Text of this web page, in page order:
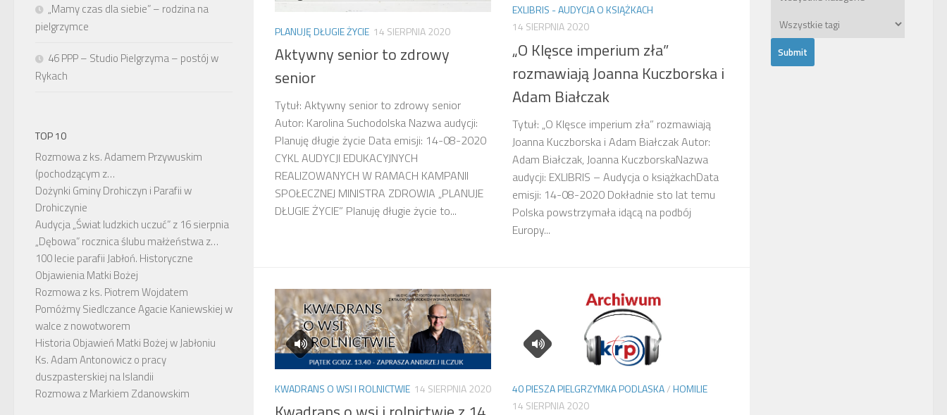
PLANUJĘ DŁUGIE ŻYCIE 14 SIERPNIA 2020
Aktywny senior to zdrowy
senior
Tytuł: Aktywny senior to zdrowy senior
Autor: Karolina Suchodolska Nazwa audycji:
Planuję długie życie Data emisji: 14-08-2020
CYKL AUDYCJI EDUKACYJNYCH
REALIZOWANYCH W RAMACH KAMPANII
SPOŁECZNEJ MINISTRA ZDROWIA „PLANUJE
DŁUGIE ŻYCIE” Planuję długie życie to...
EXLIBRIS - AUDYCJA O KSIĄŻKACH
14 SIERPNIA 2020
„O Klęsce imperium zła”
rozmawiają Joanna Kuczborska i
Adam Białczak
Tytuł: „O Klęsce imperium zła” rozmawiają
Joanna Kuczborska i Adam Białczak Autor:
Adam Białczak, Joanna KuczborskaNazwa
audycji: EXLIBRIS – Audycja o książkachData
emisji: 14-08-2020 Dokładnie sto lat temu
Polska powstrzymała idącą na podbój
Europy...
KWADRANS O WSI I ROLNICTWIE 14 SIERPNIA 2020 40 PIESZA PIELGRZYMKA PODLASKA/HOMILIE
14 SIERPNIA 2020
„Mamy czas dla siebie” – rodzina na
pielgrzymce
46 PPP – Studio Pielgrzyma – postój w
Rykach
TOP 10
Rozmowa z ks. Adamem Przywuskim
(pochodzącym z…
Dożynki Gminy Drohiczyn i Parafii w
Drohiczynie
Audycja „Świat ludzkich uczuć” z 16 sierpnia
„Dębowa” rocznica ślubu małżeństwa z…
100 lecie parafii Jabłoń. Historyczne
Objawienia Matki Bożej
Rozmowa z ks. Piotrem Wojdatem
Pomóżmy Siedlczance Agacie Kaniewskiej w
walce z nowotworem
Historia Objawień Matki Bożej w Jabłoniu
Ks. Adam Antonowicz o pracy
duszpasterskiej na Islandii
Rozmowa z Markiem Zdanowskim